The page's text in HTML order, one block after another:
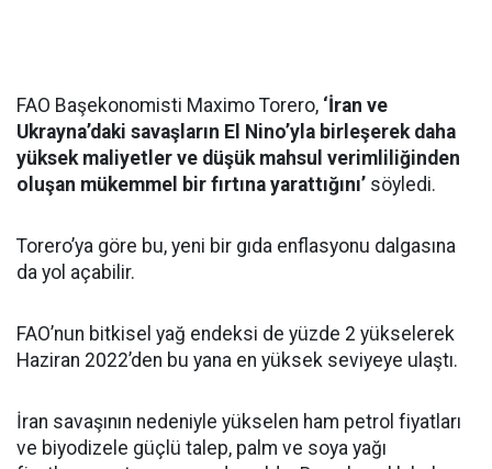
FAO Başekonomisti Maximo Torero, ‘İran ve
Ukrayna’daki savaşların El Nino’yla birleşerek daha
yüksek maliyetler ve düşük mahsul verimliliğinden
oluşan mükemmel bir fırtına yarattığını’ söyledi.
Torero’ya göre bu, yeni bir gıda enflasyonu dalgasına
da yol açabilir.
FAO’nun bitkisel yağ endeksi de yüzde 2 yükselerek
Haziran 2022’den bu yana en yüksek seviyeye ulaştı.
İran savaşının nedeniyle yükselen ham petrol fiyatları
ve biyodizele güçlü talep, palm ve soya yağı